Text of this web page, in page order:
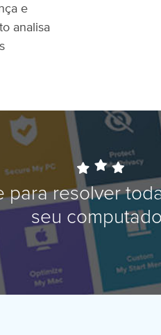
e
analisa
para resolver
seu